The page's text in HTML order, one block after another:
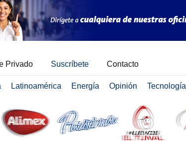
Privado Suscríbete Contacto
Latinoamérica Energía Opinión Tecnología